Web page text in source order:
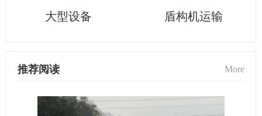
大型设备 盾构机运输
推荐阅读 More